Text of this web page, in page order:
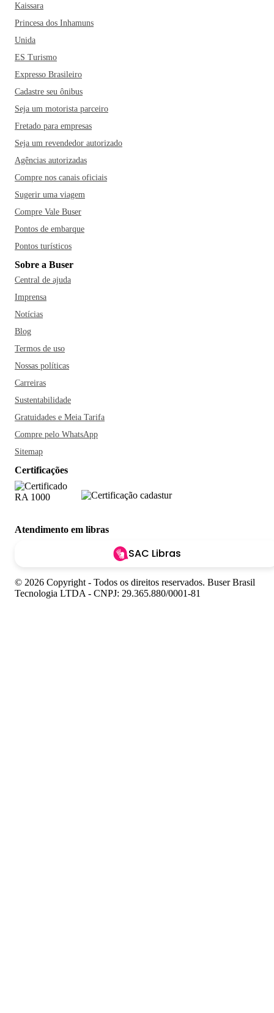
Kaissara
Princesa dos Inhamuns
Unida
ES Turismo
Expresso Brasileiro
Cadastre seu ônibus
Seja um motorista parceiro
Fretado para empresas
Seja um revendedor autorizado
Agências autorizadas
Compre nos canais oficiais
Sugerir uma viagem
Compre Vale Buser
Pontos de embarque
Pontos turísticos
Sobre a Buser
Central de ajuda
Imprensa
Notícias
Blog
Termos de uso
Nossas políticas
Carreiras
Sustentabilidade
Gratuidades e Meia Tarifa
Compre pelo WhatsApp
Sitemap
Certificações
Atendimento em libras
SAC Libras
© 2026 Copyright - Todos os direitos reservados. Buser Brasil
Tecnologia LTDA - CNPJ: 29.365.880/0001-81